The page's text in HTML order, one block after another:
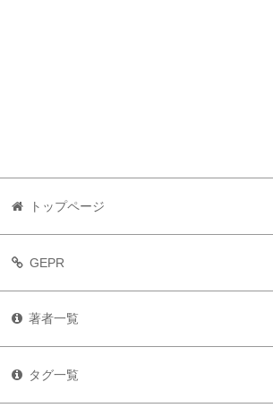
トップページ
GEPR
著者一覧
タグ一覧